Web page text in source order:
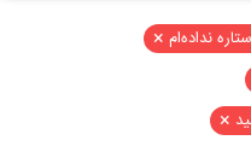
نداده‌ام ×
×